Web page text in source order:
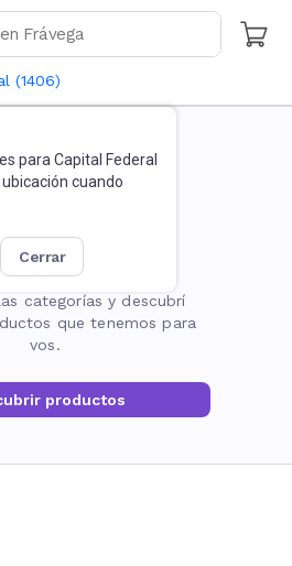
(1406)
para Capital Federal
cuando
cerrar
no existe
categorías y descubrí
que tenemos para
vos.
productos